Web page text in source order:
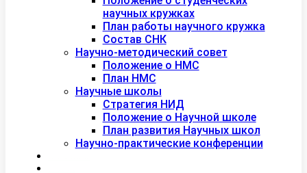
научных кружках
План работы научного кружка
Состав СНК
Научно-методический совет
Положение о НМС
План НМС
Научные школы
Стратегия НИД
Положение о Научной школе
План развития Научных школ
Научно-практические конференции